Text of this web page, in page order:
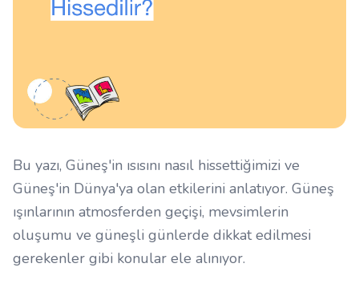
Bu yazı, Güneş'in ısısını nasıl hissettiğimizi ve
Güneş'in Dünya'ya olan etkilerini anlatıyor. Güneş
ışınlarının atmosferden geçişi, mevsimlerin
oluşumu ve güneşli günlerde dikkat edilmesi
gerekenler gibi konular ele alınıyor.